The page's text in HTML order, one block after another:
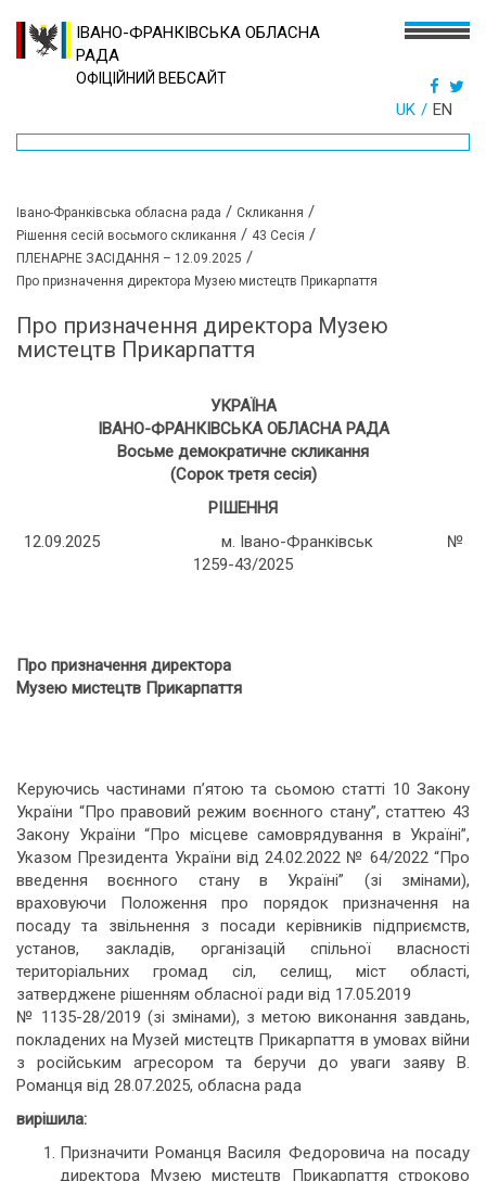
ІВАНО-ФРАНКІВСЬКА ОБЛАСНА
РАДА
ОФІЦІЙНИЙ ВЕБСАЙТ
UK EN
Івано-Франківська обласна рада / Скликання /
Рішення сесій восьмого скликання / 43 Сесія /
ПЛЕНАРНЕ ЗАСІДАННЯ – 12.09.2025 /
Про призначення директора Музею мистецтв Прикарпаття
Про призначення директора Музею
мистецтв Прикарпаття
УКРАЇНА
ІВАНО-ФРАНКІВСЬКА ОБЛАСНА РАДА
Восьме демократичне скликання
(Сорок третя сесія)
РІШЕННЯ
12.09.2025 м. Івано-Франківськ №
1259-43/2025
Про призначення директора
Музею мистецтв Прикарпаття
Керуючись частинами п’ятою та сьомою статті 10 Закону
України “Про правовий режим воєнного стану”, статтею 43
Закону України “Про місцеве самоврядування в Україні”,
Указом Президента України від 24.02.2022 № 64/2022 “Про
введення воєнного стану в Україні” (зі змінами),
враховуючи Положення про порядок призначення на
посаду та звільнення з посади керівників підприємств,
установ, закладів, організацій спільної власності
територіальних громад сіл, селищ, міст області,
затверджене рішенням обласної ради від 17.05.2019
№ 1135-28/2019 (зі змінами), з метою виконання завдань,
покладених на Музей мистецтв Прикарпаття в умовах війни
з російським агресором та беручи до уваги заяву В.
Романця від 28.07.2025, обласна рада
вирішила:
Призначити Романця Василя Федоровича на посаду
директора Музею мистецтв Прикарпаття строково